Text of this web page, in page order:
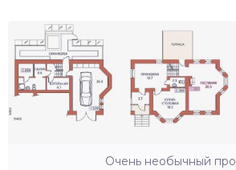
Очень необычный